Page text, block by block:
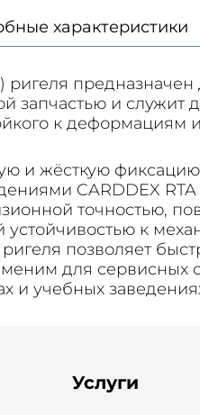
характеристики
предназначен
запчастью и
к деформациям
и жёсткую
CARDDEX
точностью,
устойчивостью к
позволяет
для
и учебных
Услуги